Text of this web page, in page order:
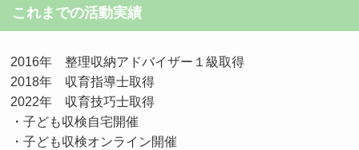
これまでの活動実績
2016年 整理収納アドバイザー１級取得
2018年 収育指導士取得
2022年 収育技巧士取得
・子ども収検自宅開催
・子ども収検オンライン開催